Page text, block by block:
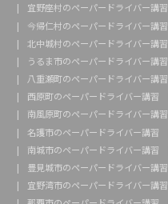
宜野座村のペーパードライバー講習
今帰仁村のペーパードライバー講習
北中城村のペーパードライバー講習
うるま市のペーパードライバー講習
八重瀬町のペーパードライバー講習
西原町のペーパードライバー講習
南風原町のペーパードライバー講習
名護市のペーパードライバー講習
南城市のペーパードライバー講習
豊見城市のペーパードライバー講習
宜野湾市のペーパードライバー講習